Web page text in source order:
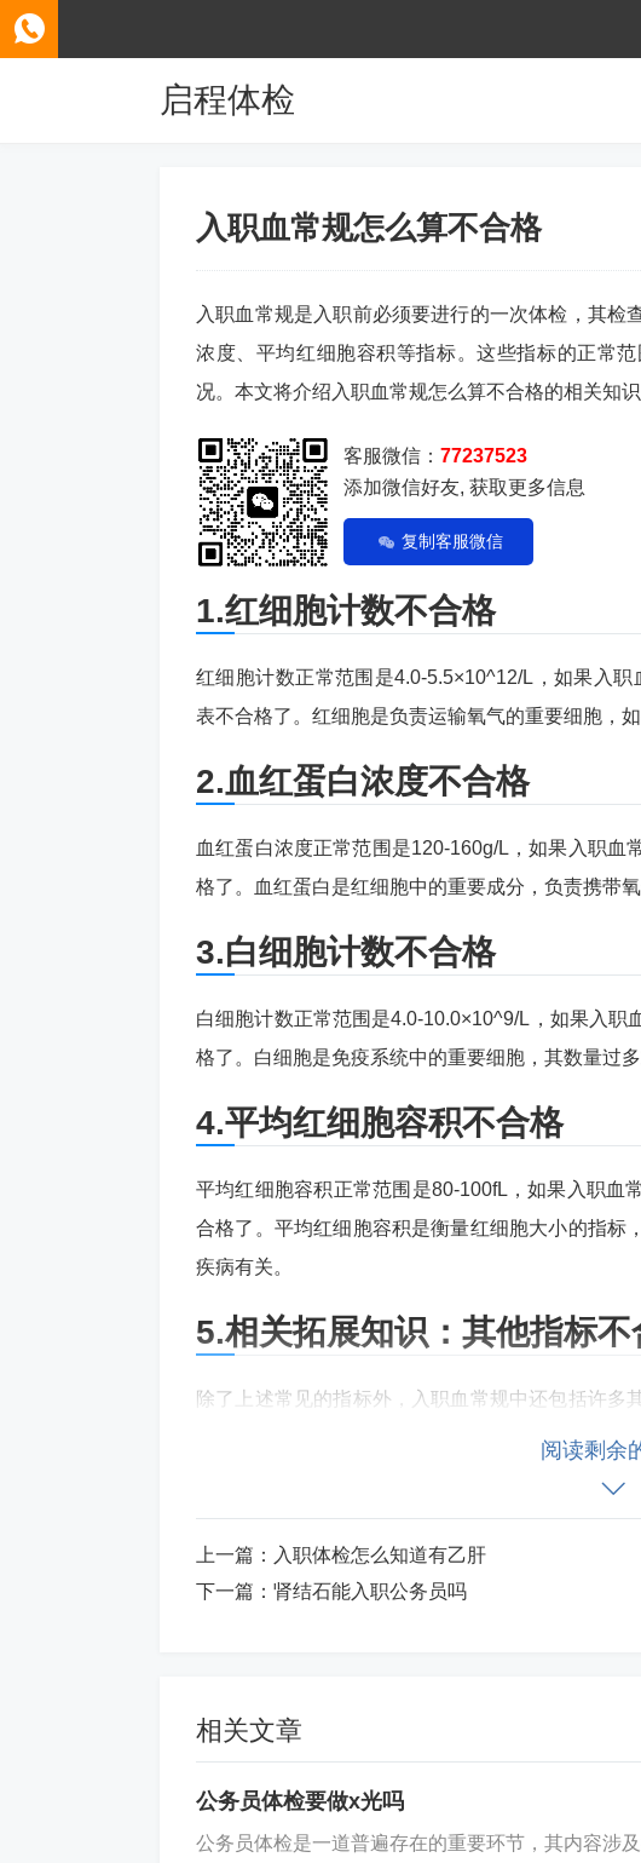
启程体检
入职血常规怎么算不合格
入职血常规是入职前必须要进行的一次体检，其检
浓度、平均红细胞容积等指标。这些指标的正常
况。本文将介绍入职血常规怎么算不合格的相关知识
客服微信： 77237523
添加微信好友, 获取更多信息
复制客服微信
1.红细胞计数不合格
红细胞计数正常范围是4.0-5.5×10^12/L，如果入
表不合格了。红细胞是负责运输氧气的重要细胞，
2.血红蛋白浓度不合格
血红蛋白浓度正常范围是120-160g/L，如果入职血
格了。血红蛋白是红细胞中的重要成分，负责携带
3.白细胞计数不合格
白细胞计数正常范围是4.0-10.0×10^9/L，如果入
格了。白细胞是免疫系统中的重要细胞，其数量过
4.平均红细胞容积不合格
平均红细胞容积正常范围是80-100fL，如果入职血
合格了。平均红细胞容积是衡量红细胞大小的指标
疾病有关。
5.相关拓展知识：其他指标不
除了上述常见的指标外，入职血常规中还包括许多
例等。如果这些项目的检测结果不在正常范围内，
综上所述，入职血常规的不合格标准是与正常范围
职血常规检查结果不合格，建议及时去医院做进一
阅读剩余
上一篇： 入职体检怎么知道有乙肝
下一篇： 肾结石能入职公务员吗
相关文章
公务员体检要做x光吗
公务员体检是一道普遍存在的重要环节，其内容涉